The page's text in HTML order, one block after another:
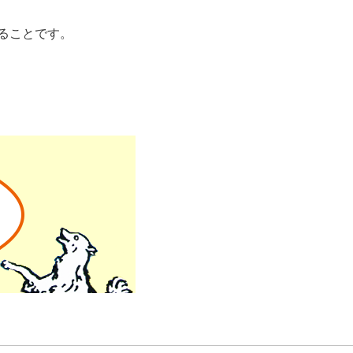
とです。